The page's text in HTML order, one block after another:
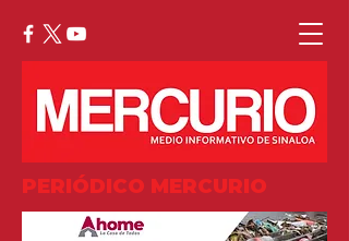
PERIÓDICO MERCURIO